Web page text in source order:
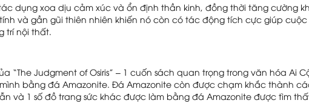
dụng xoa dịu cảm xúc và ổn định thần kinh, đồng thời tăng cường
và gần gũi thiên nhiên khiến nó còn có tác động tích cực giúp
trí nội thất.
“The Judgment of Osiris” – 1 cuốn sách quan trọng trong văn hóa Ai
bằng đá Amazonite. Đá Amazonite còn được chạm khắc thành
và 1 số đồ trang sức khác được làm bằng đá Amazonite được tìm